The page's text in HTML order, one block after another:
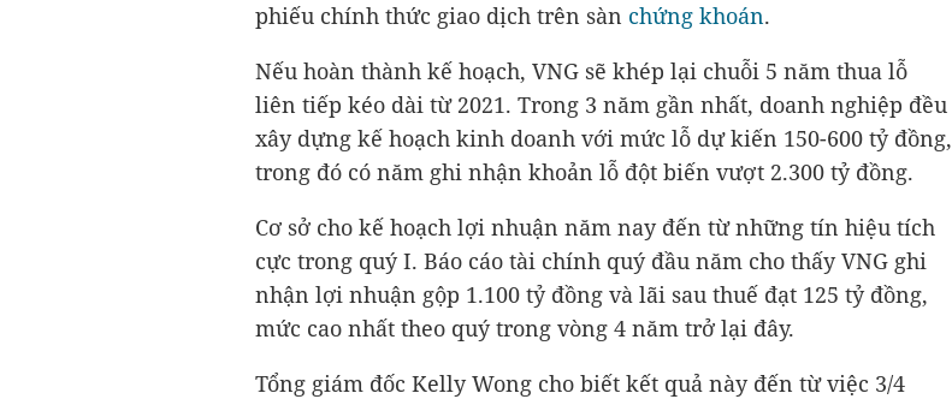
phiếu chính thức giao dịch trên sàn chứng khoán.
Nếu hoàn thành kế hoạch, VNG sẽ khép lại chuỗi 5 năm thua lỗ
liên tiếp kéo dài từ 2021. Trong 3 năm gần nhất, doanh nghiệp đều
xây dựng kế hoạch kinh doanh với mức lỗ dự kiến 150-600 tỷ đồng,
trong đó có năm ghi nhận khoản lỗ đột biến vượt 2.300 tỷ đồng.
Cơ sở cho kế hoạch lợi nhuận năm nay đến từ những tín hiệu tích
cực trong quý I. Báo cáo tài chính quý đầu năm cho thấy VNG ghi
nhận lợi nhuận gộp 1.100 tỷ đồng và lãi sau thuế đạt 125 tỷ đồng,
mức cao nhất theo quý trong vòng 4 năm trở lại đây.
Tổng giám đốc Kelly Wong cho biết kết quả này đến từ việc 3/4